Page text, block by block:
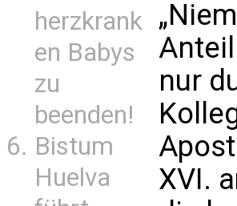
herzkrank
en Babys
zu
beenden!
Bistum
Huelva
nur
XVI.